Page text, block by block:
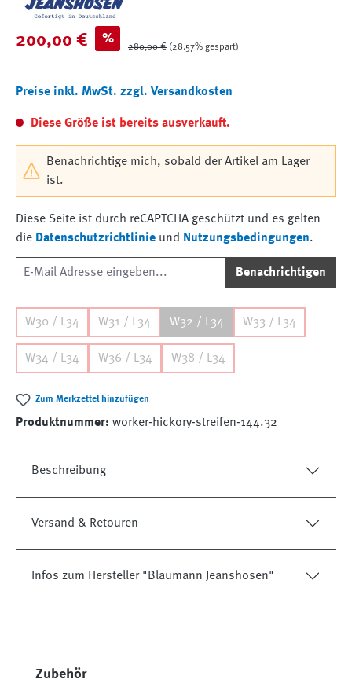
Verkaufspreis:
200,00 € %
Regulärer Preis:
280,00 € (28.57% gespart)
Preise inkl. MwSt. zzgl. Versandkosten
Diese Größe ist bereits ausverkauft.
Benachrichtige mich, sobald der Artikel am Lager
ist.
Diese Seite ist durch reCAPTCHA geschützt und es gelten
die Datenschutzrichtlinie und Nutzungsbedingungen.
Benachrichtigen
W30 / L34 W31 / L34 W32 / L34 W33 / L34
W34 / L34 W36 / L34 W38 / L34
Zum Merkzettel hinzufügen
Produktnummer: worker-hickory-streifen-144.32
Beschreibung
Versand & Retouren
Infos zum Hersteller "Blaumann Jeanshosen"
Produktgalerie überspringen
Zubehör